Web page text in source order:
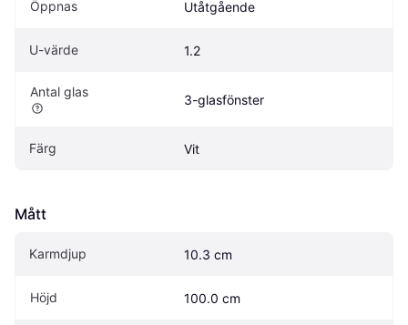
Öppnas Utåtgående
U-värde 1.2
Antal glas
3-glasfönster
Färg Vit
Mått
Karmdjup 10.3 cm
Höjd 100.0 cm